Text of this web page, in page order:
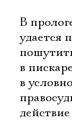
В
удается
в
в